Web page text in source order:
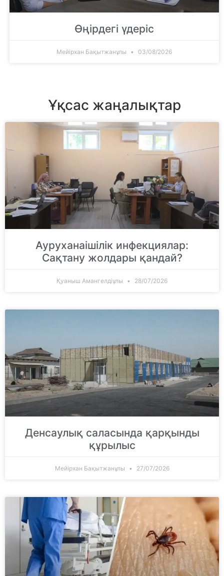
Өңірдегі үдеріс
Мейірхан Бақытжанұлы 03/08/2026
Ұқсас жаңалықтар
Ауруханаішілік инфекциялар:
Сақтану жолдары қандай?
Қуаныш Амангелдіұлы 28/07/2026
Денсаулық саласында қарқынды
құрылыс
Мейірхан Бақытжанұлы 27/07/2026